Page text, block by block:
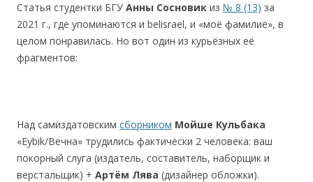
Статья студентки БГУ Анны Сосновик из № 8 (13) за
2021 г., где упоминаются и belisrael, и «моё фамилиё», в
целом понравилась. Но вот один из курьёзных её
фрагментов:
Над самиздатовским сборником Мойше Кульбака
«Eybik/Вечна» трудились фактически 2 человека: ваш
покорный слуга (издатель, составитель, наборщик и
верстальщик) + Артём Лява (дизайнер обложки).